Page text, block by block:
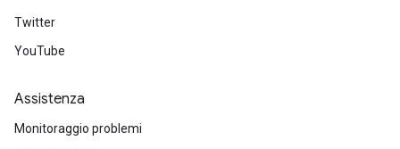
Twitter
YouTube
Assistenza
Monitoraggio problemi